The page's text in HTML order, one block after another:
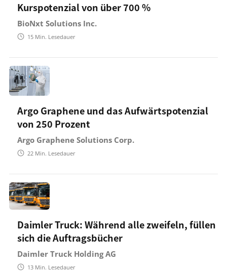
Kurspotenzial von über 700 %
BioNxt Solutions Inc.
15 Min. Lesedauer
Argo Graphene und das Aufwärtspotenzial
von 250 Prozent
Argo Graphene Solutions Corp.
22 Min. Lesedauer
Daimler Truck: Während alle zweifeln, füllen
sich die Auftragsbücher
Daimler Truck Holding AG
13 Min. Lesedauer